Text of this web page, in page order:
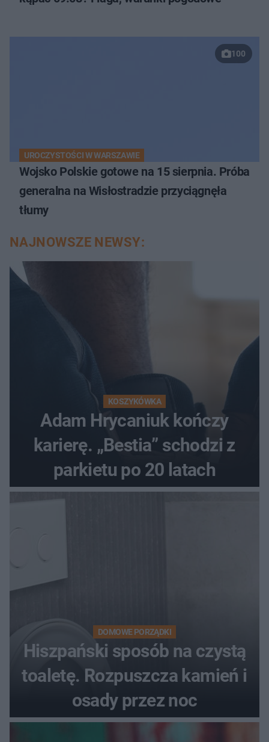
100
UROCZYSTOŚCI W WARSZAWIE
Wojsko Polskie gotowe na 15 sierpnia. Próba
generalna na Wisłostradzie przyciągnęła
tłumy
NAJNOWSZE NEWSY:
KOSZYKÓWKA
Adam Hrycaniuk kończy
karierę. „Bestia” schodzi z
parkietu po 20 latach
DOMOWE PORZĄDKI
Hiszpański sposób na czystą
toaletę. Rozpuszcza kamień i
osady przez noc